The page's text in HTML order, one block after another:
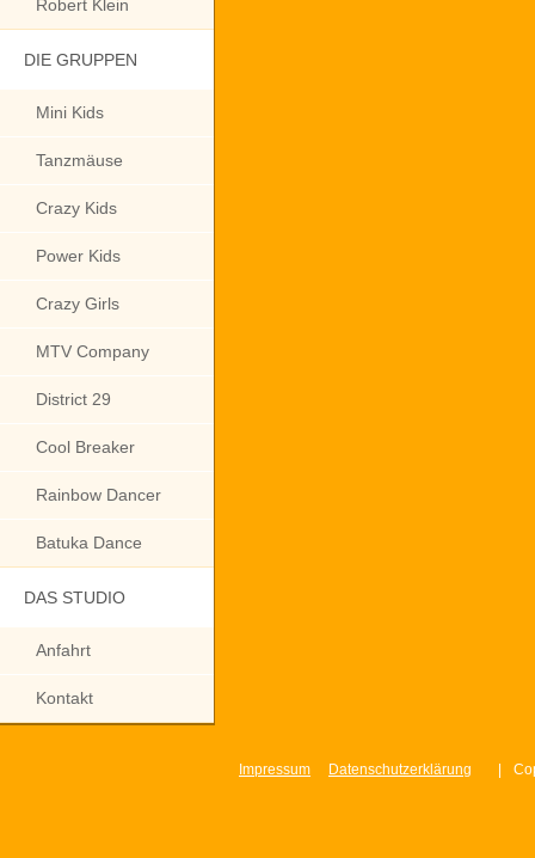
Robert Klein
DIE GRUPPEN
Mini Kids
Tanzmäuse
Crazy Kids
Power Kids
Crazy Girls
MTV Company
District 29
Cool Breaker
Rainbow Dancer
Batuka Dance
DAS STUDIO
Anfahrt
Kontakt
Impressum Datenschutzerklärung